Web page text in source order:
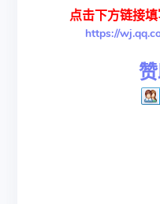
点击下方链接
https://